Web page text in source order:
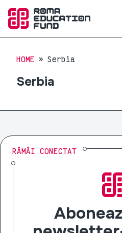
HOME Serbia
Serbia
RĂMÂI CONECTAT